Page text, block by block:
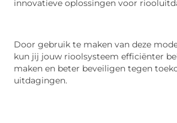
innovatieve oplossingen voor
Door gebruik te maken van deze
kun jij jouw rioolsysteem efficiënter
maken en beter beveiligen tegen
uitdagingen.